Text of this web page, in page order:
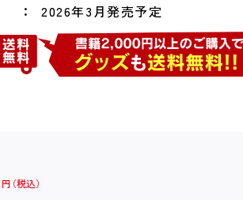
2026年3月発売予定
円